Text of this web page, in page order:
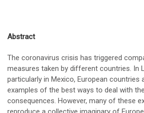
Abstract
The coronavirus crisis has triggered
measures taken by different countries. In
particularly in Mexico, European countries
examples of the best ways to deal with
consequences. However, many of these